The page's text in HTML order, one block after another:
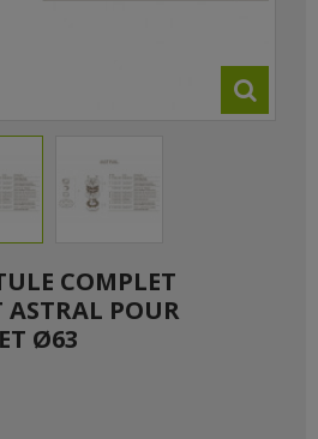
COMPLET
ASTRAL POUR
Ø63